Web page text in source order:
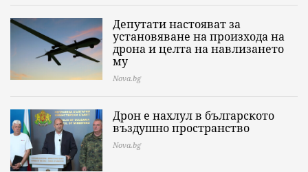
Депутати настояват за
установяване на произхода на
дрона и целта на навлизането
му
Nova.bg
Дрон е нахлул в българското
въздушно пространство
Nova.bg